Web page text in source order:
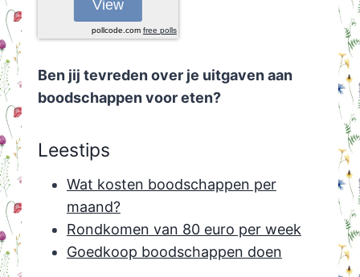
pollcode.com free polls
Ben jij tevreden over je uitgaven aan
boodschappen voor eten?
Leestips
Wat kosten boodschappen per
maand?
Rondkomen van 80 euro per week
Goedkoop boodschappen doen